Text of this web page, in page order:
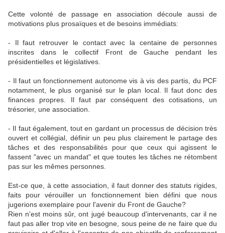
Cette volonté de passage en association découle aussi de
motivations plus prosaïques et de besoins immédiats:
- Il faut retrouver le contact avec la centaine de personnes
inscrites dans le collectif Front de Gauche pendant les
présidentielles et législatives.
- Il faut un fonctionnement autonome vis à vis des partis, du PCF
notamment, le plus organisé sur le plan local. Il faut donc des
finances propres. Il faut par conséquent des cotisations, un
trésorier, une association.
- Il faut également, tout en gardant un processus de décision très
ouvert et collégial, définir un peu plus clairement le partage des
tâches et des responsabilités pour que ceux qui agissent le
fassent "avec un mandat" et que toutes les tâches ne rétombent
pas sur les mêmes personnes.
Est-ce que, à cette association, il faut donner des statuts rigides,
faits pour vérouiller un fonctionnement bien défini que nous
jugerions exemplaire pour l'avenir du Front de Gauche?
Rien n'est moins sûr, ont jugé beaucoup d'intervenants, car il ne
faut pas aller trop vite en besogne, sous peine de ne faire que du